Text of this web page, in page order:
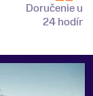
Doručenie už
24 hodín